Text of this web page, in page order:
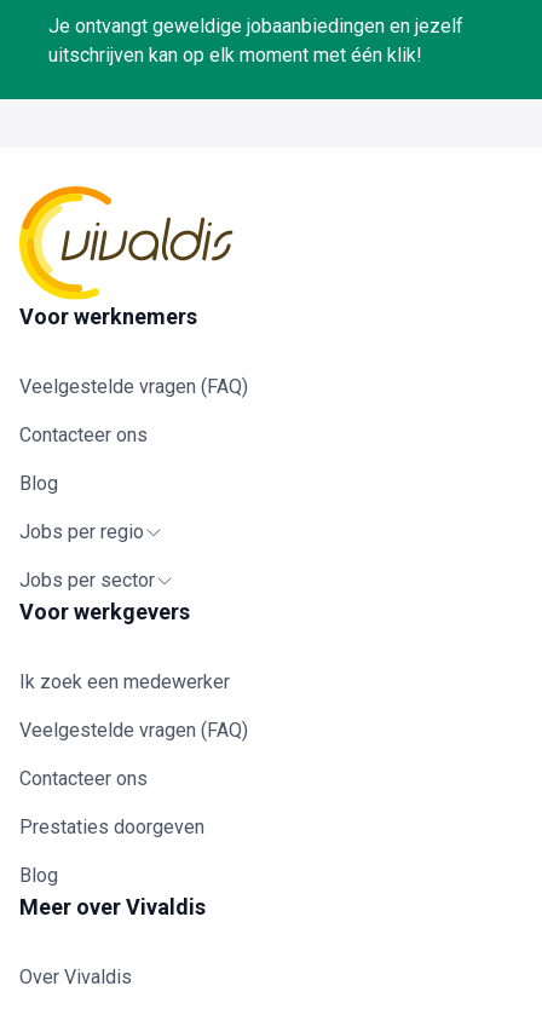
Je ontvangt geweldige jobaanbiedingen en jezelf
uitschrijven kan op elk moment met één klik!
Voor werknemers
Veelgestelde vragen (FAQ)
Contacteer ons
Blog
Jobs per regio
Jobs per sector
Voor werkgevers
Ik zoek een medewerker
Veelgestelde vragen (FAQ)
Contacteer ons
Prestaties doorgeven
Blog
Meer over Vivaldis
Over Vivaldis